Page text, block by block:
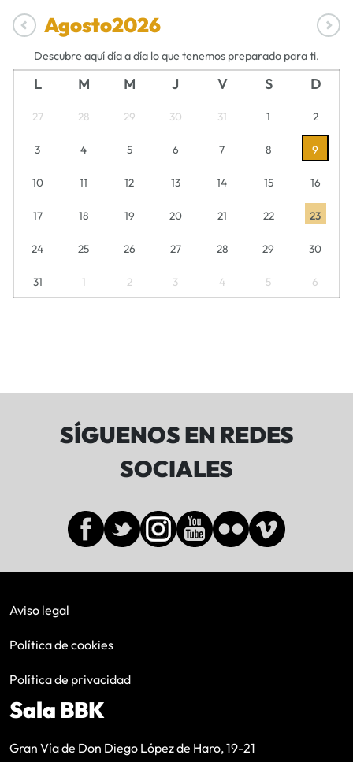
Agosto2026
Descubre aquí día a día lo que tenemos preparado para ti.
L M M J V S D
27 28 29 30 31 1 2
3 4 5 6 7 8 9
10 11 12 13 14 15 16
17 18 19 20 21 22 23
24 25 26 27 28 29 30
31 1 2 3 4 5 6
SÍGUENOS EN REDES
SOCIALES
Aviso legal
Política de cookies
Política de privacidad
Sala BBK
Gran Vía de Don Diego López de Haro, 19-21